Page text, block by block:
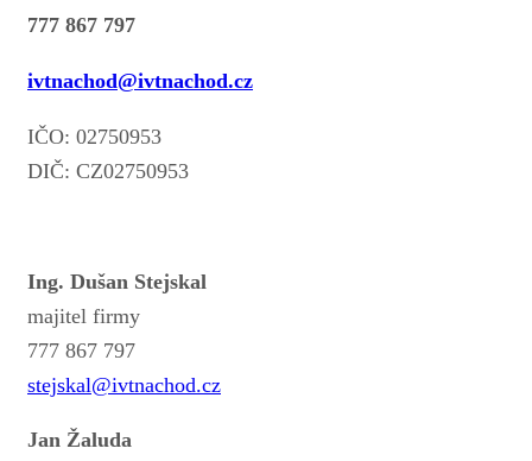
777 867 797
ivtnachod@ivtnachod.cz
IČO: 02750953
DIČ: CZ02750953
Ing. Dušan Stejskal
majitel firmy
777 867 797
stejskal@ivtnachod.cz
Jan Žaluda